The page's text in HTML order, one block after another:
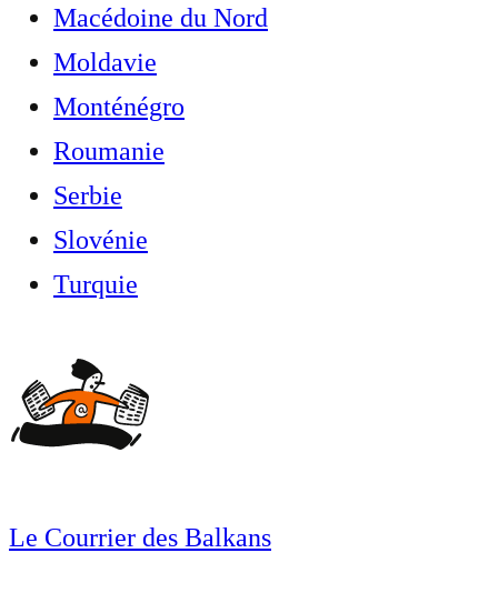
Macédoine du Nord
Moldavie
Monténégro
Roumanie
Serbie
Slovénie
Turquie
Le Courrier des Balkans